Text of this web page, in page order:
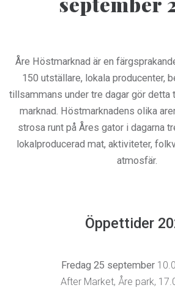
Åre Höstmarknad är en
150 utställare, lokala producenter,
tillsammans under tre dagar gör detta
marknad. Höstmarknadens olika
strosa runt på Åres gator i dagarna
lokalproducerad mat, aktiviteter,
atmosfär.
Öppettider
Fredag 25 september
After Market, Åre park,